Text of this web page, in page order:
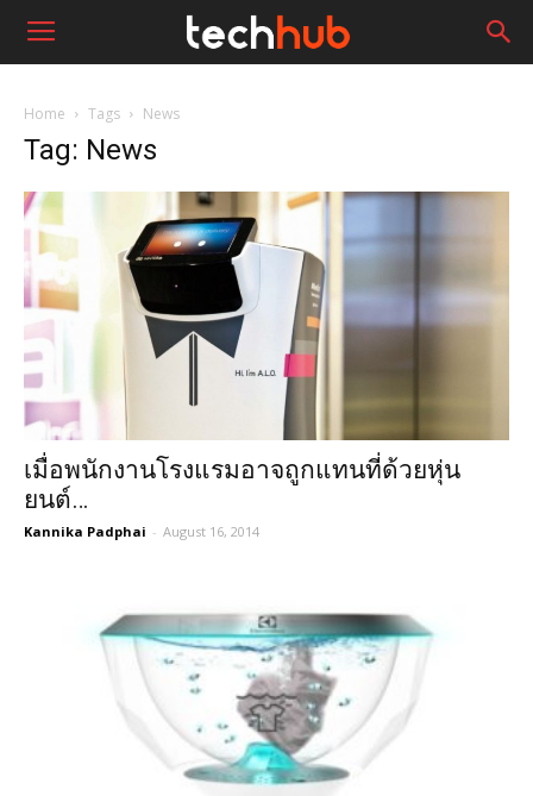
Home Tags News
Tag: News
เมื่อพนักงานโรงแรมอาจถูกแทนที่ด้วยหุ่น
ยนต์…
Kannika Padphai - August 16, 2014